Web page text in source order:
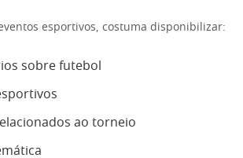
esportivos, costuma disponibilizar:
sobre futebol
ao torneio